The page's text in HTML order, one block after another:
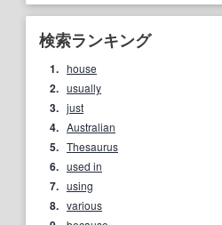
検索ランキング
1. house
2. usually
3. just
4. Australian
5. Thesaurus
6. used in
7. using
8. various